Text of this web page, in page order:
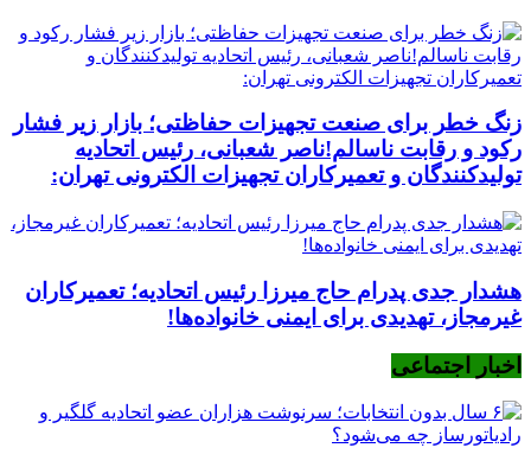
زنگ خطر برای صنعت تجهیزات حفاظتی؛ بازار زیر فشار
رکود و رقابت ناسالم!ناصر شعبانی، رئیس اتحادیه
تولیدکنندگان و تعمیرکاران تجهیزات الکترونی تهران:
هشدار جدی پدرام حاج میرزا رئیس اتحادیه؛ تعمیرکاران
غیرمجاز، تهدیدی برای ایمنی خانواده‌ها!
اخبار اجتماعی